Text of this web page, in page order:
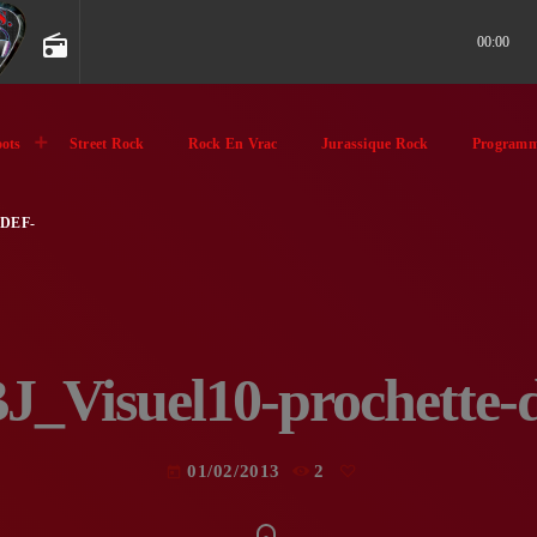
radio 00:00
Street Rock Rock En Vrac Jurassique Rock
prochette-
01/02/2013 2